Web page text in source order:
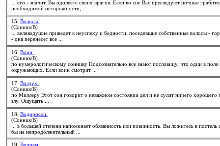
необходимой осторожности, ...
15.Волосы
(Сонник/В)
... великодушие приведет к неуспеху и бедности.
- она перенесет все ...
16.Воин
(Сонник/В)
по нумерологическомусоннику Подсознательно все знают пословицу, что один в поле не воин, поэтому увидеть одинокого воина означает, что наяву вы будете страдать от непонимания
окружающих. Если воин смотрит ...
17.Воздух
(Сонник/В)
по Миллеру Этотсон говорит о неважном состоянии дел и не сулит ничего хорошего тому, кто его увидит. Видеть во сне, что Вы дышите горячим
злу. Ощущать ...
18.Водоросли
(Сонник/В)
... в большей степени напоминает обязанность или повинность. Вы ложитесь в
бы на непродолжительный ...
19.Водоем